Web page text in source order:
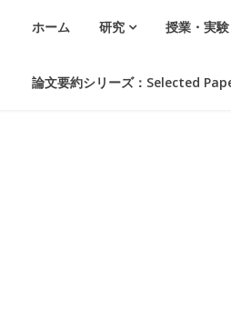
ホーム 研究 授業・実験
論文要約シリーズ：Selected